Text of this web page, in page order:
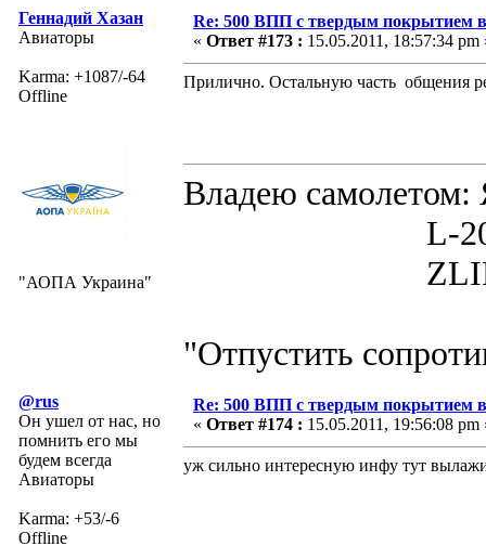
Геннадий Хазан
Авиаторы
Karma: +1087/-64
Offline
"АОПА Украина"
Re: 500 ВПП с твердым покрытием
« Ответ #173 : 15.05.2011, 18:57:34 pm
Прилично. Остальную часть общения
Владею
L-200D
ZLIN 526
"Отпустить
@rus
Он ушел от нас, но
помнить его мы
будем всегда
Авиаторы
Karma: +53/-6
Offline
Re: 500 ВПП с твердым покрытием
« Ответ #174 : 15.05.2011, 19:56:08 pm
уж сильно интересную инфу тут